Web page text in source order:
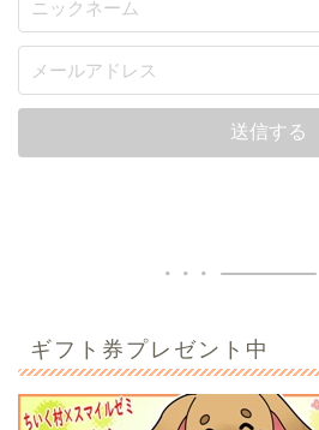
ギフト券プレゼント中